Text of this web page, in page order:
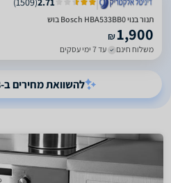
‏תנור בנוי Bosch HBA533BB0 בוש
₪1,900
משלוח חינם עד 7 ימי עסקים
להשוואת מחירים ב-8 חנויות נוספות